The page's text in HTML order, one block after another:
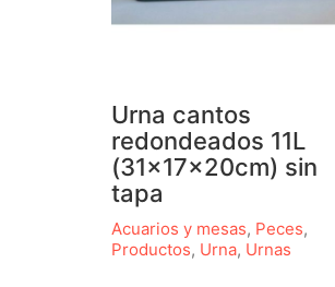
Urna cantos
redondeados 11L
(31x17x20cm) sin
tapa
Acuarios y mesas, Peces,
Productos, Urna, Urnas